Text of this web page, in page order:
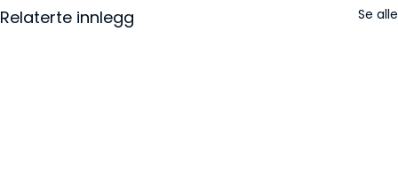
Relaterte innlegg Se alle